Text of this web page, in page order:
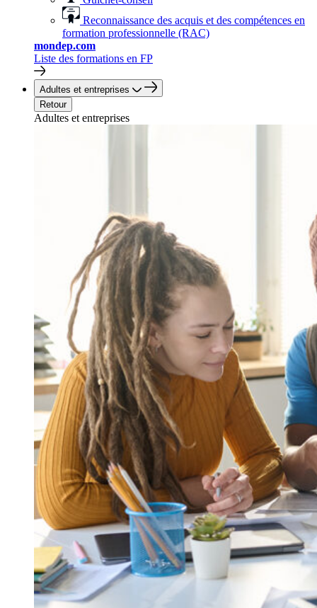
Reconnaissance des acquis et des compétences en
formation professionnelle (RAC)
mondep.com
Liste des formations en FP
Adultes et entreprises
Retour
Adultes et entreprises